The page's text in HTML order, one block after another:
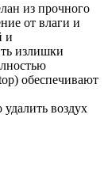
из прочного
от влаги и
и
излишки
обеспечивают
удалить воздух